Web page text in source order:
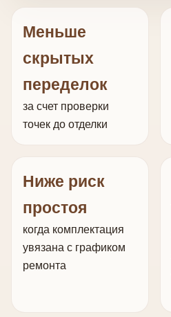
Меньше
скрытых
переделок
за счет проверки
точек до отделки
Ниже риск
простоя
когда комплектация
увязана с графиком
ремонта